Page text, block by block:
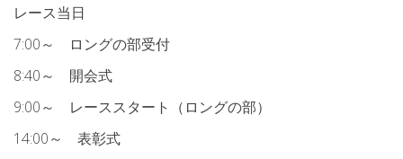
レース当日
7:00～ ロングの部受付
8:40～ 開会式
9:00～ レーススタート（ロングの部）
14:00～ 表彰式